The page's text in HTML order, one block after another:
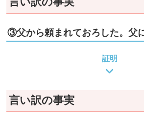
③父から頼まれておろした。父
証明
言い訳の事実